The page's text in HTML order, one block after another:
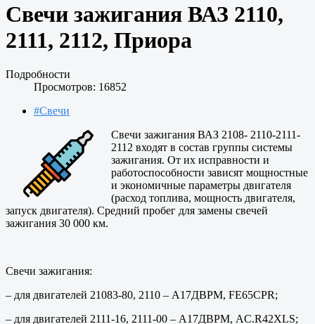
Свечи зажигания ВАЗ 2110,
2111, 2112, Приора
Подробности
Просмотров: 16852
#Свечи
Свечи зажигания ВАЗ 2108- 2110-2111-
2112 входят в состав группы системы
зажигания. От их исправности и
работоспособности зависят мощностные
и экономичные параметры двигателя
(расход топлива, мощность двигателя,
запуск двигателя). Средний пробег для замены свечей
зажигания 30 000 км.
Свечи зажигания:
– для двигателей 21083-80, 2110 – А17ДВРМ, FE65CPR;
– для двигателей 2111-16, 2111-00 – А17ДВРМ, AC.R42XLS;